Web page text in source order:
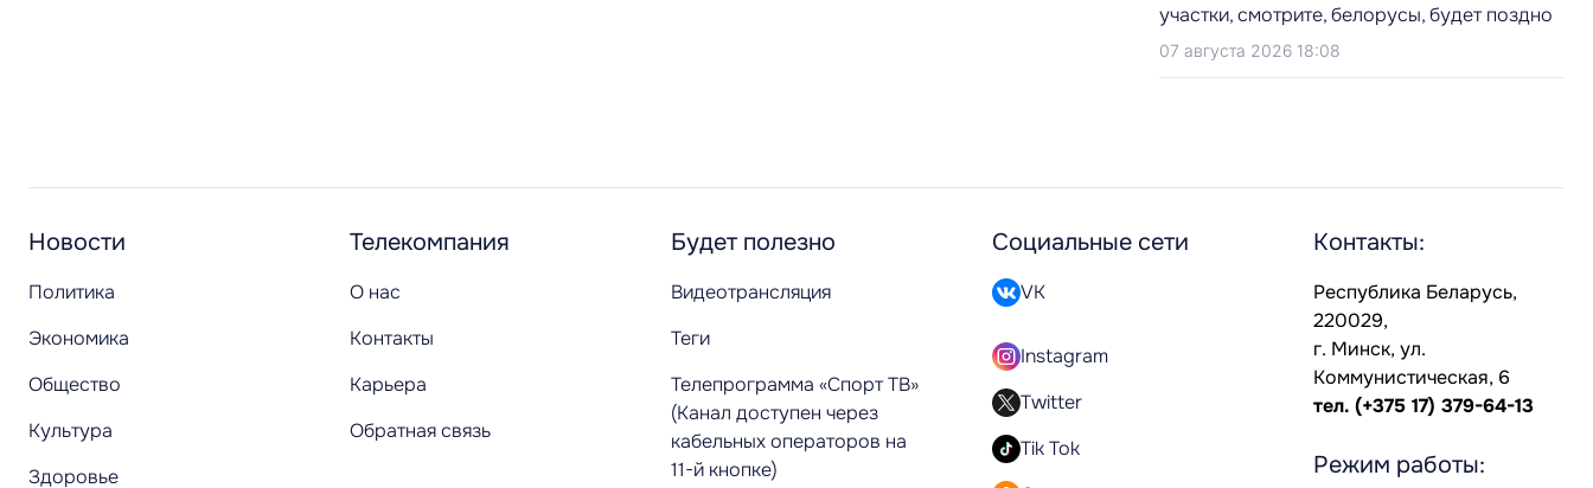
участки, смотрите, белорусы, будет поздно
07 августа 2026 18:08
Новости
Политика
Экономика
Общество
Культура
Здоровье
Телекомпания
О нас
Контакты
Карьера
Обратная связь
Будет полезно
Видеотрансляция
Теги
Телепрограмма «Спорт ТВ»
(Канал доступен через
кабельных операторов на
11-й кнопке)
Социальные сети
VK
Instagram
Twitter
Tik Tok
Контакты:
Республика Беларусь,
220029,
г. Минск, ул.
Коммунистическая, 6
тел. (+375 17) 379-64-13
Режим работы: